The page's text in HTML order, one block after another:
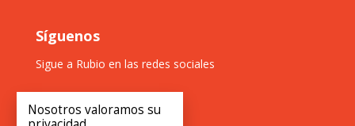
Síguenos
Sigue a Rubio en las redes sociales
Nosotros valoramos su